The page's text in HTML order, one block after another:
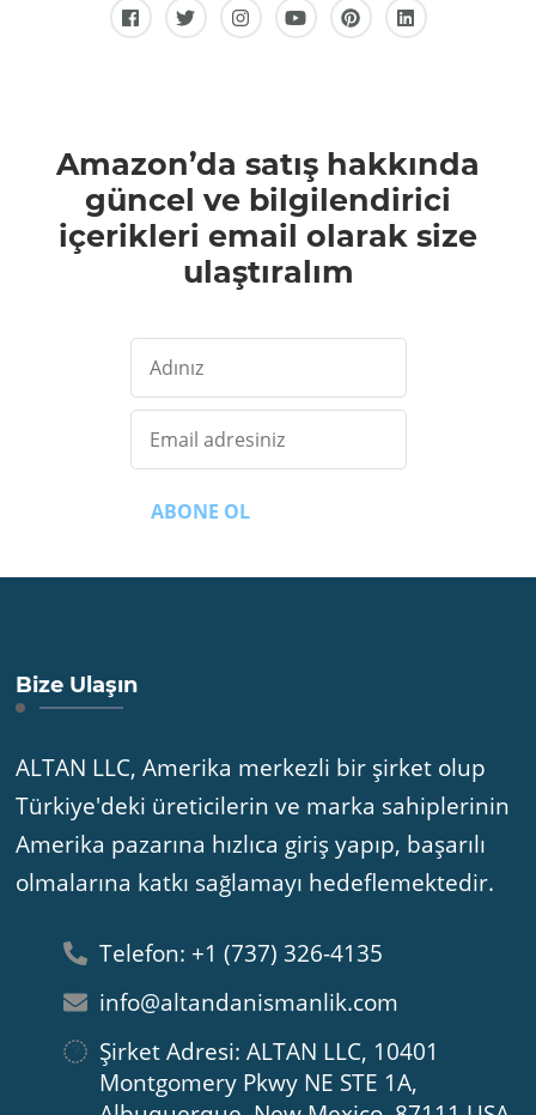
Amazon’da satış hakkında
güncel ve bilgilendirici
içerikleri email olarak size
ulaştıralım
Bize Ulaşın
ALTAN LLC, Amerika merkezli bir şirket olup
Türkiye'deki üreticilerin ve marka sahiplerinin
Amerika pazarına hızlıca giriş yapıp, başarılı
olmalarına katkı sağlamayı hedeflemektedir.
Telefon: +1 (737) 326-4135
info@altandanismanlik.com
Şirket Adresi: ALTAN LLC, 10401
Montgomery Pkwy NE STE 1A,